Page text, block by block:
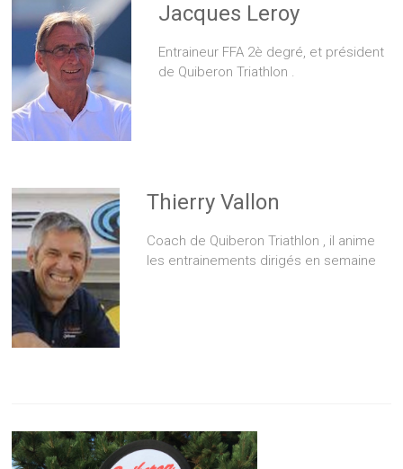
Jacques Leroy
Entraineur FFA 2è degré, et président
de Quiberon Triathlon .
Thierry Vallon
Coach de Quiberon Triathlon , il anime
les entrainements dirigés en semaine